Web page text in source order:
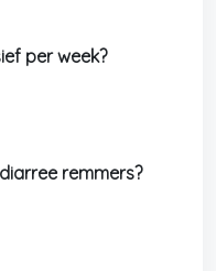
per week?
remmers?